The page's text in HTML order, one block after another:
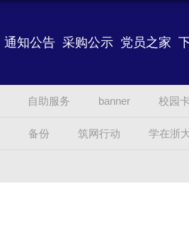
通知公告 采购公示 党员之家
自助服务 banner 校园
备份 筑网行动 学在浙